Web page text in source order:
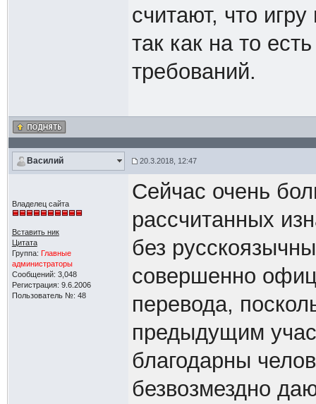
считают, что
так как на то
требований.
Василий 20.3.2018, 12:47
Владелец сайта
Вставить ник
Цитата
Группа: Главные
администраторы
Сообщений: 3,048
Регистрация: 9.6.2006
Пользователь №: 48
Сейчас очень
рассчитанных
без
совершенно
перевода,
предыдущим
благодарны
безвозмездно